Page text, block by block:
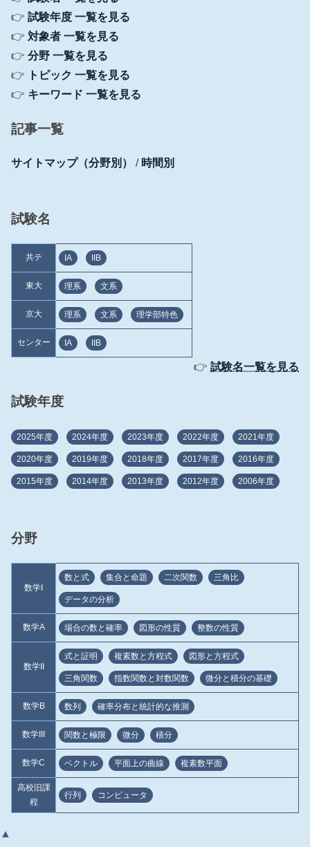
👉 試験年度 一覧を見る
👉 対象者 一覧を見る
👉 分野 一覧を見る
👉
トピック 一覧を見る
👉 キーワード 一覧を見る
記事一覧
サイトマップ（分野別） / 時間別
試験名
共テ IA IIB
東大 理系 文系
京大 理系 文系 理学部特色
センター IA IIB
👉 試験名一覧を見る
試験年度
2025年度 2024年度 2023年度 2022年度 2021年度
2020年度 2019年度 2018年度 2017年度 2016年度
2015年度 2014年度 2013年度 2012年度 2006年度
分野
数学I
数と式 集合と命題 二次関数 三角比
データの分析
数学A 場合の数と確率 図形の性質 整数の性質
数学II
式と証明 複素数と方程式 図形と方程式
三角関数 指数関数と対数関数 微分と積分の基礎
数学B 数列 確率分布と統計的な推測
数学III 関数と極限 微分 積分
数学C ベクトル 平面上の曲線 複素数平面
高校旧課
程
行列 コンピュータ
▲